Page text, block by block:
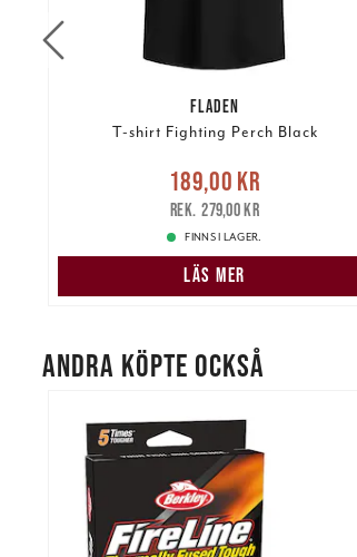
FLADEN
T-shirt Fighting Perch Black
Nuvarande pris
Tidigare pris
189,00 kr
279,00 kr
FINNS I LAGER.
LÄS MER
ANDRA KÖPTE OCKSÅ